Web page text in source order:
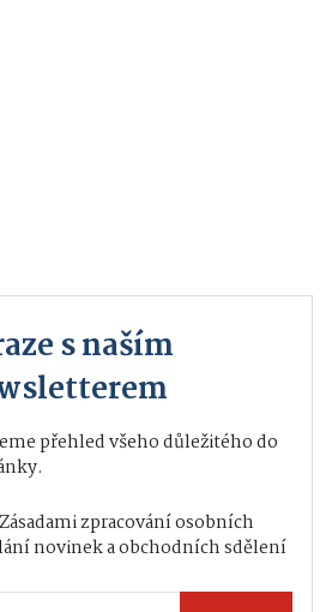
s naším
přehled všeho důležitého do
Zásadami zpracování osobních
novinek a obchodních sdělení